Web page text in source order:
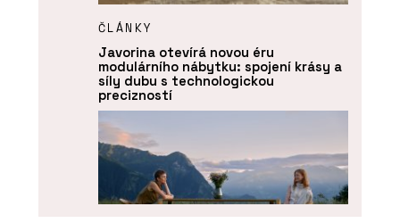
ČLÁNKY
Javorina otevírá novou éru
modulárního nábytku: spojení krásy a
síly dubu s technologickou
precizností